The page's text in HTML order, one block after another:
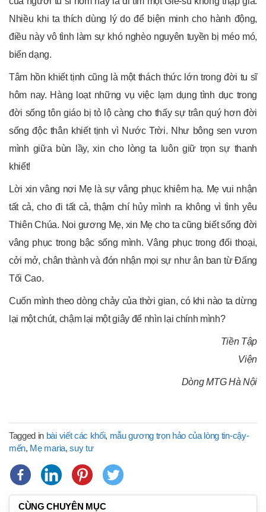
Nhiều khi ta thích dùng lý do để biện minh cho hành động,
điều này vô tình làm sự khó nghèo nguyên tuyền bị méo mó,
biến dạng.
Tâm hồn khiết tịnh cũng là một thách thức lớn trong đời tu sĩ
hôm nay. Hàng loạt những vụ việc lạm dụng tình dục trong
đời sống tôn giáo bị tỏ lộ càng cho thấy sự trân quý hơn đời
sống độc thân khiết tịnh vì Nước Trời. Như bông sen vươn
mình giữa bùn lầy, xin cho lòng ta luôn giữ trọn sự thanh
khiết!
Lời xin vâng nơi Mẹ là sự vâng phục khiêm hạ. Mẹ vui nhận
tất cả, cho đi tất cả, thậm chí hủy mình ra không vì tình yêu
Thiên Chúa. Noi gương Mẹ, xin Mẹ cho ta cũng biết sống đời
vâng phục trong bậc sống mình. Vâng phục trong đối thoại,
cởi mở, chân thành và đón nhận mọi sự như ân ban từ Đấng
Tối Cao.
Cuốn mình theo dòng chảy của thời gian, có khi nào ta dừng
lại một chút, chậm lại một giây để nhìn lại chính mình?
Tiền Tập
Viện
Dòng MTG Hà Nội
Tagged in bài viết các khối, mẫu gương trọn hảo của lòng tin-cậy-
mến, Mẹ maria,suy tư
CÙNG CHUYÊN MỤC